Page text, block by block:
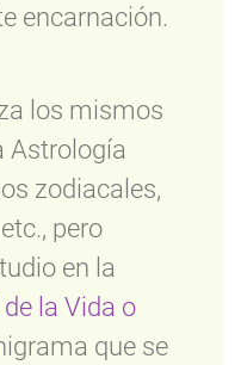
encarnación.
los mismos
Astrología
zodiacales,
pero
en la
la Vida o
que se